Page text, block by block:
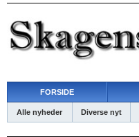
FORSIDE
Alle nyheder Diverse nyt